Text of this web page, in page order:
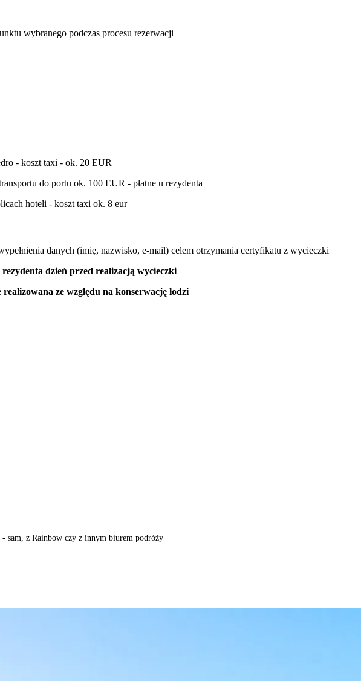
wybranego podczas procesu rezerwacji
- koszt taxi - ok. 20 EUR
do portu ok. 100 EUR - płatne u rezydenta
hoteli - koszt taxi ok. 8 eur
danych (imię, nazwisko, e-mail) celem otrzymania certyfikatu z wycieczki
dzień przed realizacją wycieczki
ze względu na konserwację łodzi
sam, z Rainbow czy z innym biurem podróży